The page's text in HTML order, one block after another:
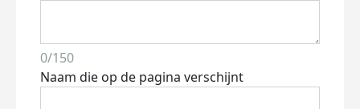
0/150
Naam die op de pagina verschijnt